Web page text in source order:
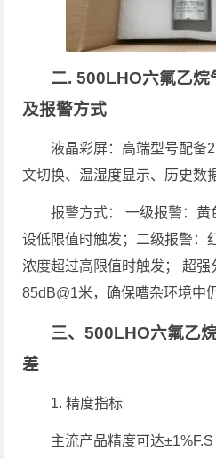
二. 500LHO六氟乙烷
及报警方式
液晶彩屏：高端型号配备
文切换、温湿度显示、历史数
报警方式： 一级报警：
设低限值时触发；二级报警：
浓度超过高限值时触发； 超强
85dB@1米，确保嘈杂环境中
三、500LHO六氟乙
差
1. 精度指标
主流产品精度可达